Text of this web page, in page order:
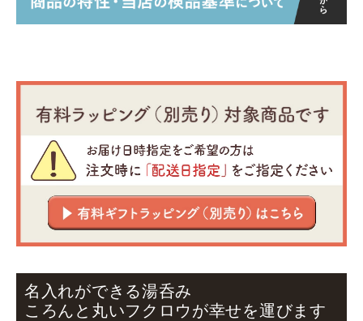
名入れができる湯呑み
ころんと丸いフクロウが幸せを運びます